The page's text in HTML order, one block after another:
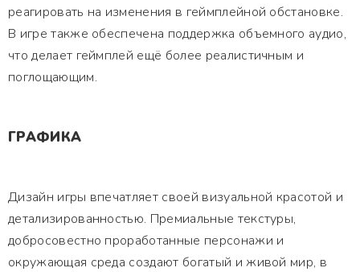
реагировать на изменения в геймплейной обстановке.
В игре также обеспечена поддержка объемного аудио,
что делает геймплей ещё более реалистичным и
поглощающим.
ГРАФИКА
Дизайн игры впечатляет своей визуальной красотой и
детализированностью. Премиальные текстуры,
добросовестно проработанные персонажи и
окружающая среда создают богатый и живой мир, в